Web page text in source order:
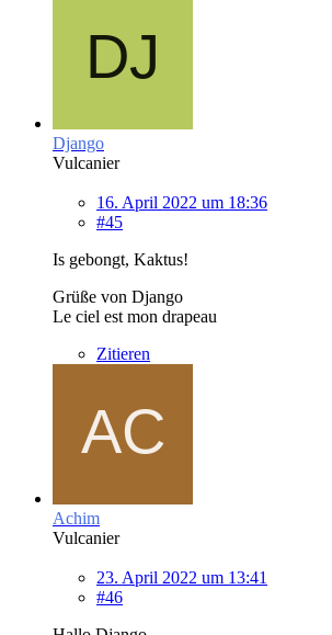
Django
Vulcanier
16. April 2022 um 18:36
#45
Is gebongt, Kaktus!
Grüße von Django
Le ciel est mon drapeau
Zitieren
Achim
Vulcanier
23. April 2022 um 13:41
#46